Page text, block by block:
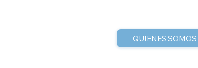
QUIENES SOMOS